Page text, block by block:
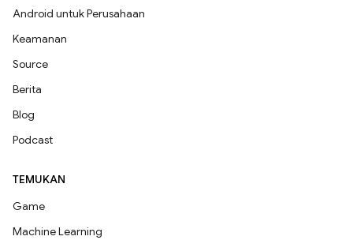
Android untuk Perusahaan
Keamanan
Source
Berita
Blog
Podcast
TEMUKAN
Game
Machine Learning